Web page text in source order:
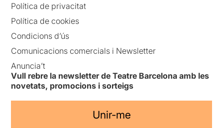
Política de privacitat
Política de cookies
Condicions d’ús
Comunicacions comercials i Newsletter
Anuncia’t
Vull rebre la newsletter de Teatre Barcelona amb les
novetats, promocions i sorteigs
Unir-me